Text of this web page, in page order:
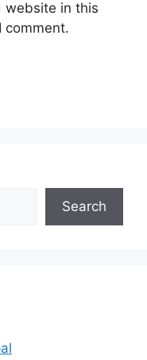
website in this
comment.
Search